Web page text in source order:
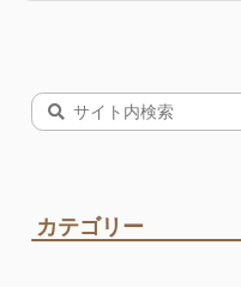
カテゴリー